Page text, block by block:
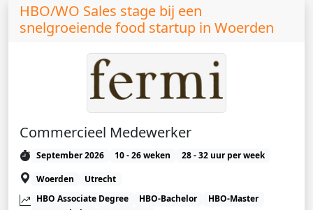
HBO/WO Sales stage bij een
snelgroeiende food startup in Woerden
Commercieel Medewerker
September 2026 10 - 26 weken
28 - 32 uur per week
Woerden
Utrecht
HBO Associate Degree
HBO-Bachelor
HBO-Master